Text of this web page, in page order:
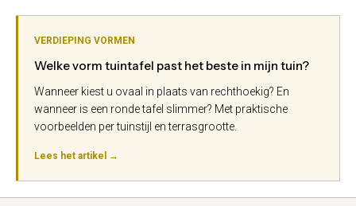
VERDIEPING VORMEN
Welke vorm tuintafel past het beste in mijn tuin?
Wanneer kiest u ovaal in plaats van rechthoekig? En
wanneer is een ronde tafel slimmer? Met praktische
voorbeelden per tuinstijl en terrasgrootte.
Lees het artikel →